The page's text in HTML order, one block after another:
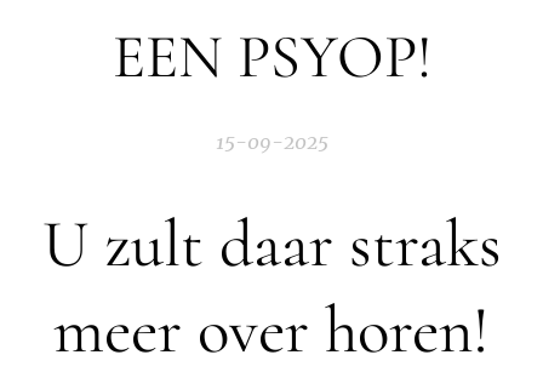
EEN PSYOP!
15-09-2025
U zult daar straks
meer over horen!